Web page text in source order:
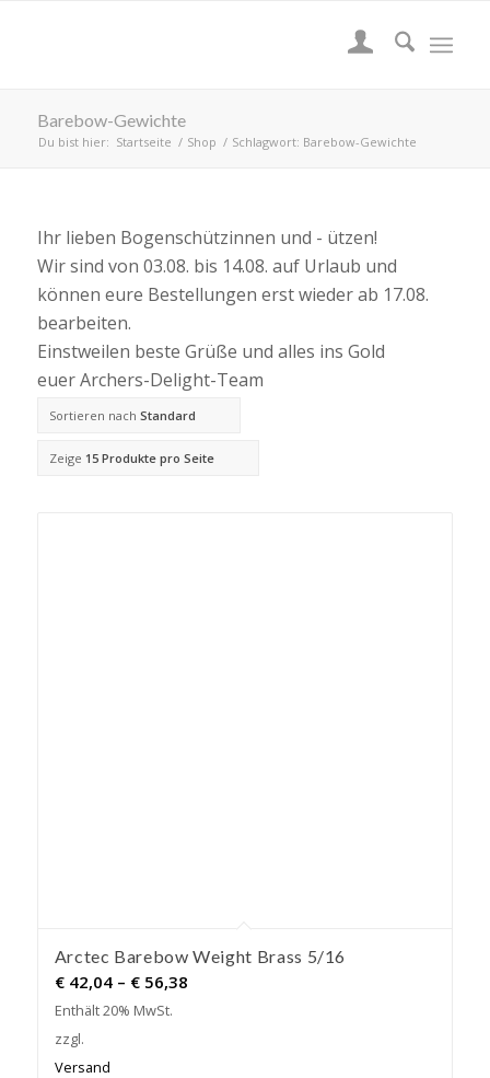
Barebow-Gewichte
Du bist hier: Startseite / Shop / Schlagwort: Barebow-Gewichte
Ihr lieben Bogenschützinnen und - ützen!
Wir sind von 03.08. bis 14.08. auf Urlaub und
können eure Bestellungen erst wieder ab 17.08.
bearbeiten.
Einstweilen beste Grüße und alles ins Gold
euer Archers-Delight-Team
Sortieren nach Standard
Zeige 15 Produkte pro Seite
Arctec Barebow Weight Brass 5/16
€42,04 – €56,38Preisspanne:
Enthält 20% MwSt.
zzgl.
Versand